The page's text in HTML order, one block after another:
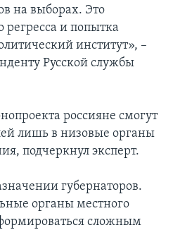
на выборах. Это
регресса и попытка
институт», –
Русской службы
россияне смогут
лишь в низовые органы
подчеркнул эксперт.
губернаторов.
органы местного
сложным